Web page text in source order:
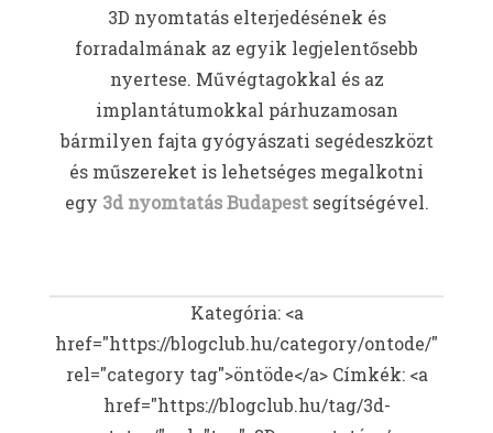
3D nyomtatás elterjedésének és
forradalmának az egyik legjelentősebb
nyertese. Művégtagokkal és az
implantátumokkal párhuzamosan
bármilyen fajta gyógyászati segédeszközt
és műszereket is lehetséges megalkotni
egy 3d nyomtatás Budapestsegítségével.
Kategória: <a
href="https://blogclub.hu/category/ontode/"
rel="category tag">öntöde</a> Címkék: <a
href="https://blogclub.hu/tag/3d-